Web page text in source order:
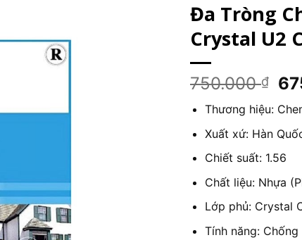
Đa Tròng
Crystal U2
750.000₫
gốc
là:
Thương hiệu:
Xuất xứ: Hàn
Chiết suất: 1.56
Chất liệu: Nhựa
Lớp phủ: Crystal
Tính năng: